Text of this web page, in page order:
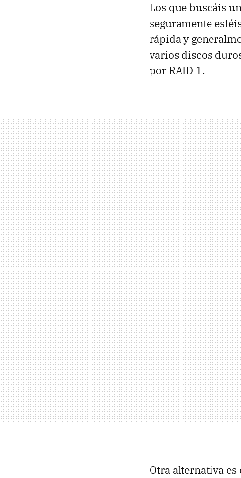
Los que buscáis un
seguramente
rápida y
varios discos
por RAID 1.
Otra alternativa es